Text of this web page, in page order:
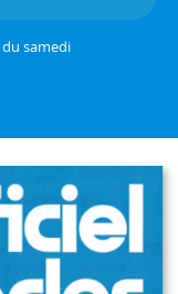
du samedi